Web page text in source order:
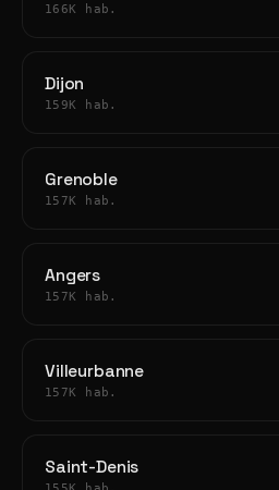
166K hab.
Dijon
159K hab.
Grenoble
157K hab.
Angers
157K hab.
Villeurbanne
157K hab.
Saint-Denis